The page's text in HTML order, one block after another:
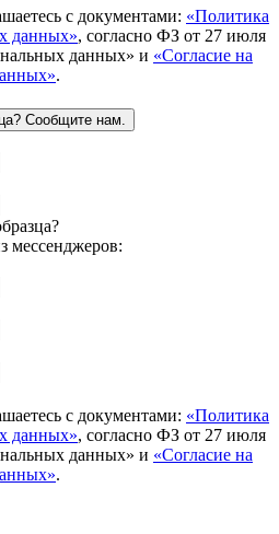
с документами: «Политика
данных», согласно ФЗ от 27 июля
данных» и «Согласие на
.
Сообщите нам.
мессенджеров:
с документами: «Политика
данных», согласно ФЗ от 27 июля
данных» и «Согласие на
.